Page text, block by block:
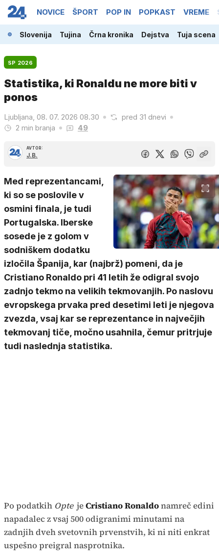
NOVICE ŠPORT POP IN POPKAST VREME
Slovenija Tujina Črna kronika Dejstva Tuja scena
SP 2026
Statistika, ki Ronaldu ne more biti v
ponos
Ljubljana, 08. 07. 2026 08.30
pred 31 dnevi
2 min branja
49
AVTOR:
J.B.
Med reprezentancami,
ki so se poslovile v
osmini finala, je tudi
Portugalska. Iberske
sosede je z golom v
sodniškem dodatku
izločila Španija, kar (najbrž) pomeni, da je
Cristiano Ronaldo pri 41 letih že odigral svojo
zadnjo tekmo na velikih tekmovanjih. Po naslovu
evropskega prvaka pred desetimi leti je njegova
zvezda, vsaj kar se reprezentance in največjih
tekmovanj tiče, močno usahnila, čemur pritrjuje
tudi naslednja statistika.
Po podatkih Opte jeCristiano Ronaldonamreč edini
napadalec z vsaj 500 odigranimi minutami na
zadnjih dveh svetovnih prvenstvih, ki ni niti enkrat
uspešno preigral nasprotnika.